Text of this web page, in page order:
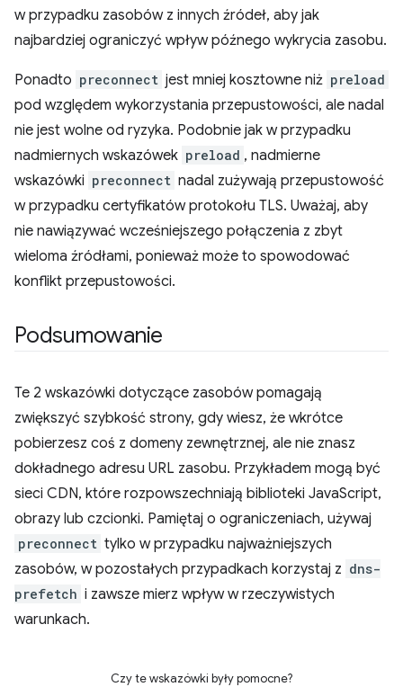
w przypadku zasobów z innych źródeł, aby jak
najbardziej ograniczyć wpływ późnego wykrycia zasobu.
Ponadto preconnect jest mniej kosztowne niż preload
pod względem wykorzystania przepustowości, ale nadal
nie jest wolne od ryzyka. Podobnie jak w przypadku
nadmiernych wskazówek preload , nadmierne
wskazówki preconnect nadal zużywają przepustowość
w przypadku certyfikatów protokołu TLS. Uważaj, aby
nie nawiązywać wcześniejszego połączenia z zbyt
wieloma źródłami, ponieważ może to spowodować
konflikt przepustowości.
Podsumowanie
Te 2 wskazówki dotyczące zasobów pomagają
zwiększyć szybkość strony, gdy wiesz, że wkrótce
pobierzesz coś z domeny zewnętrznej, ale nie znasz
dokładnego adresu URL zasobu. Przykładem mogą być
sieci CDN, które rozpowszechniają biblioteki JavaScript,
obrazy lub czcionki. Pamiętaj o ograniczeniach, używaj
preconnect tylko w przypadku najważniejszych
zasobów, w pozostałych przypadkach korzystaj z dns-
prefetch i zawsze mierz wpływ w rzeczywistych
warunkach.
Czy te wskazówki były pomocne?